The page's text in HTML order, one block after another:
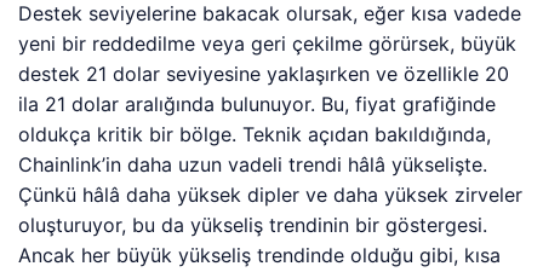
Destek seviyelerine bakacak olursak, eğer kısa vadede
yeni bir reddedilme veya geri çekilme görürsek, büyük
destek 21 dolar seviyesine yaklaşırken ve özellikle 20
ila 21 dolar aralığında bulunuyor. Bu, fiyat grafiğinde
oldukça kritik bir bölge. Teknik açıdan bakıldığında,
Chainlink’in daha uzun vadeli trendi hâlâ yükselişte.
Çünkü hâlâ daha yüksek dipler ve daha yüksek zirveler
oluşturuyor, bu da yükseliş trendinin bir göstergesi.
Ancak her büyük yükseliş trendinde olduğu gibi, kısa